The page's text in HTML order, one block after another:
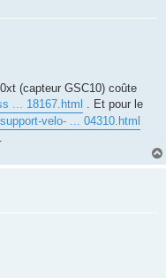
(capteur GSC10) coûte
... 18167.html . Et pour le
velo- ... 04310.html